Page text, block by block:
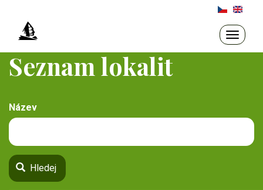
hlavnímu
Toggle
Seznam lokalit
Název
Hledej